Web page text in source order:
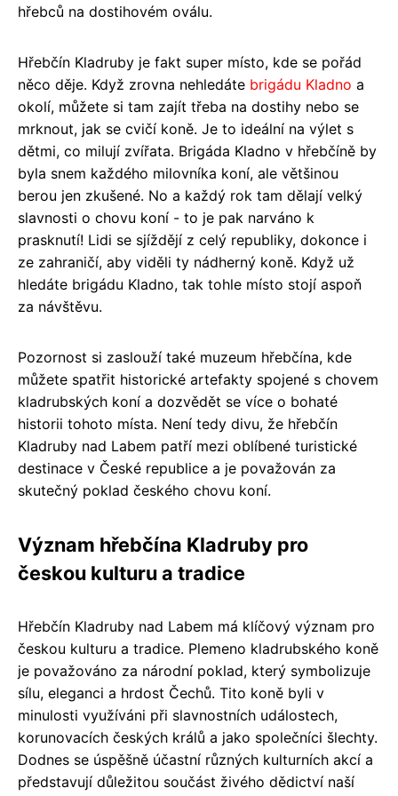
hřebců na dostihovém oválu.
Hřebčín Kladruby je fakt super místo, kde se pořád
něco děje. Když zrovna nehledáte brigádu Kladno a
okolí, můžete si tam zajít třeba na dostihy nebo se
mrknout, jak se cvičí koně. Je to ideální na výlet s
dětmi, co milují zvířata. Brigáda Kladno v hřebčíně by
byla snem každého milovníka koní, ale většinou
berou jen zkušené. No a každý rok tam dělají velký
slavnosti o chovu koní - to je pak narváno k
prasknutí! Lidi se sjíždějí z celý republiky, dokonce i
ze zahraničí, aby viděli ty nádherný koně. Když už
hledáte brigádu Kladno, tak tohle místo stojí aspoň
za návštěvu.
Pozornost si zaslouží také muzeum hřebčína, kde
můžete spatřit historické artefakty spojené s chovem
kladrubských koní a dozvědět se více o bohaté
historii tohoto místa. Není tedy divu, že hřebčín
Kladruby nad Labem patří mezi oblíbené turistické
destinace v České republice a je považován za
skutečný poklad českého chovu koní.
Význam hřebčína Kladruby pro
českou kulturu a tradice
Hřebčín Kladruby nad Labem má klíčový význam pro
českou kulturu a tradice. Plemeno kladrubského koně
je považováno za národní poklad, který symbolizuje
sílu, eleganci a hrdost Čechů. Tito koně byli v
minulosti využíváni při slavnostních událostech,
korunovacích českých králů a jako společníci šlechty.
Dodnes se úspěšně účastní různých kulturních akcí a
představují důležitou součást živého dědictví naší